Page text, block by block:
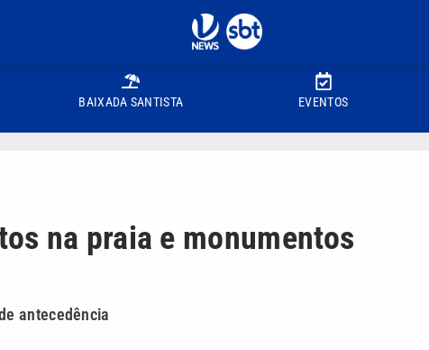
BAIXADA SANTISTA EVENTOS
na praia e monumentos
antecedência